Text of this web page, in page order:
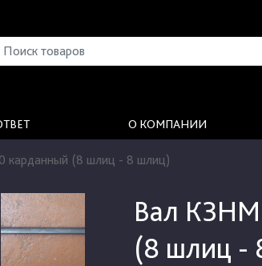
О КОМПАНИИ
карданный (8 шлиц - 8 шлиц)
Вал КЗНМ
(8 шлиц -